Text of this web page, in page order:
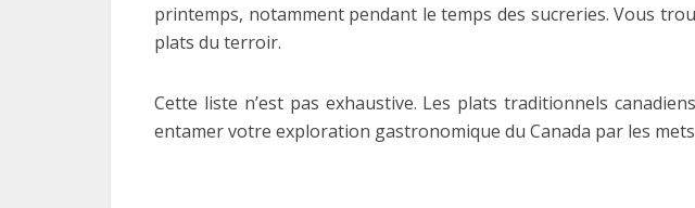
printemps, notamment pendant le temps des sucreries. Vous
plats du terroir.
Cette liste n’est pas exhaustive. Les plats traditionnels
entamer votre exploration gastronomique du Canada par les